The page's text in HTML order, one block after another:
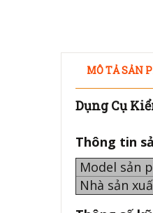
MÔ TẢ SẢN
Dụng Cụ
Thông tin
Model sản
Nhà sản